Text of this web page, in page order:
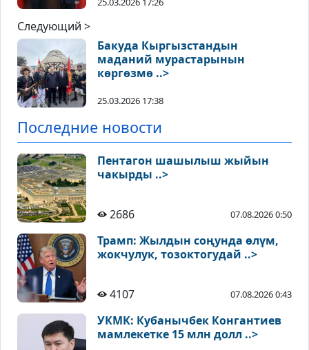
Следующий >
Бакуда Кыргызстандын
маданий мурастарынын
көргөзмө ..>
25.03.2026 17:38
Последние новости
Пентагон шашылыш жыйын
чакырды ..>
2686 07.08.2026 0:50
Трамп: Жылдын соңунда өлүм,
жокчулук, тозоктогудай ..>
4107 07.08.2026 0:43
УКМК: Кубанычбек Конгантиев
мамлекетке 15 млн долл ..>